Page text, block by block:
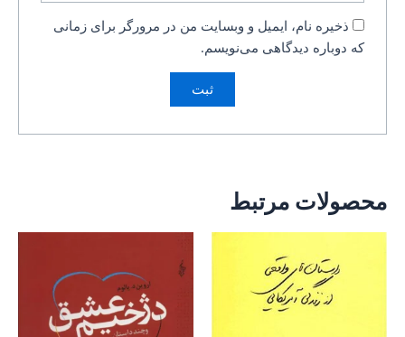
ذخیره نام، ایمیل و وبسایت من در مرورگر برای زمانی
که دوباره دیدگاهی می‌نویسم.
محصولات مرتبط